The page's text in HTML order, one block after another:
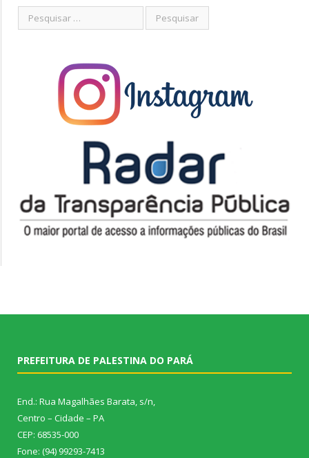
PREFEITURA DE PALESTINA DO PARÁ
End.: Rua Magalhães Barata, s/n,
Centro – Cidade – PA
CEP: 68535-000
Fone: (94) 99293-7413